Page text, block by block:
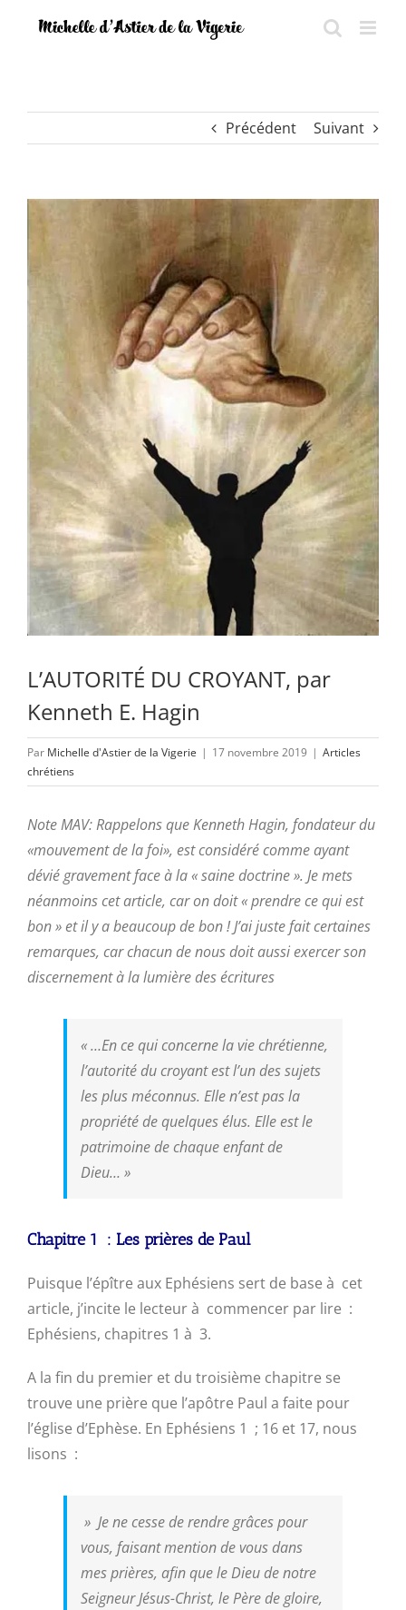
Précédent Suivant
L’AUTORITÉ DU CROYANT, par
Kenneth E. Hagin
Par Michelle d'Astier de la Vigerie | 17 novembre 2019 | Articles
chrétiens
Note MAV: Rappelons que Kenneth Hagin, fondateur du
«mouvement de la foi», est considéré comme ayant
dévié gravement face à la « saine doctrine ». Je mets
néanmoins cet article, car on doit « prendre ce qui est
bon » et il y a beaucoup de bon ! J’ai juste fait certaines
remarques, car chacun de nous doit aussi exercer son
discernement à la lumière des écritures
« …En ce qui concerne la vie chrétienne,
l’autorité du croyant est l’un des sujets
les plus méconnus. Elle n’est pas la
propriété de quelques élus. Elle est le
patrimoine de chaque enfant de
Dieu… »
Chapitre 1 : Les prières de Paul
Puisque l’épître aux Ephésiens sert de base à cet
article, j’incite le lecteur à commencer par lire :
Ephésiens, chapitres 1 à 3.
A la fin du premier et du troisième chapitre se
trouve une prière que l’apôtre Paul a faite pour
l’église d’Ephèse. En Ephésiens 1 ; 16 et 17, nous
lisons :
» Je ne cesse de rendre grâces pour
vous, faisant mention de vous dans
mes prières, afin que le Dieu de notre
Seigneur Jésus-Christ, le Père de gloire,